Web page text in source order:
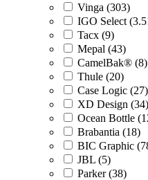
Vinga (303)
IGO Select
Tacx (9)
Mepal (43)
CamelBak® (8)
Thule (20)
Case Logic (27)
XD Design (34)
Ocean Bottle
Brabantia (18)
BIC Graphic
JBL (5)
Parker (38)